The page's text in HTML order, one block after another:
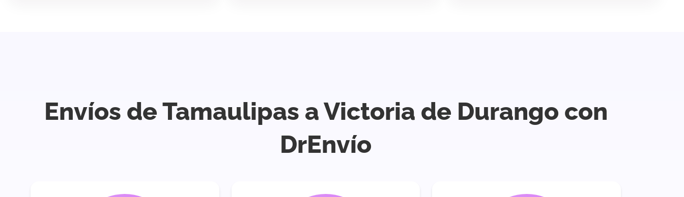
Envíos de Tamaulipas a Victoria de Durango con
DrEnvío